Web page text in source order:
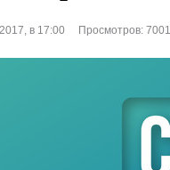
в 17:00 Просмотров: 7001